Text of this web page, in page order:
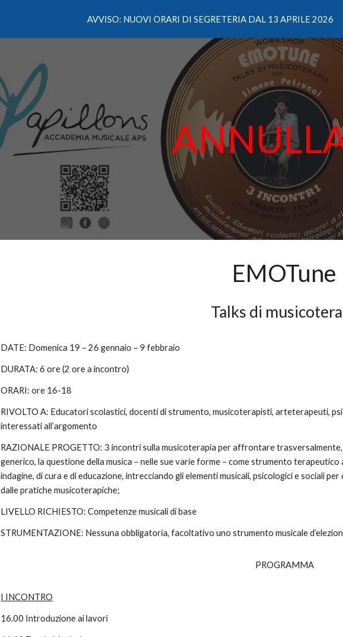
Skip to main content Skip to
AVVISO: NUOVI ORARI DI SEGRETERIA DAL 13 APRILE 2026
EMOTune
Talks di
DATE: Domenica 19 – 26 gennaio – 9 febbraio
DURATA: 6 ore (2 ore a incontro)
ORARI: ore 16-18
RIVOLTO A: Educatori scolastici, docenti di strumento, musicoterapisti, arteterapeuti,
interessati all’argomento
RAZIONALE PROGETTO: 3 incontri sulla musicoterapia per affrontare
generico, la questione della musica – nelle sue varie forme – come strumento
indagine, di cura e di educazione, intrecciando gli elementi musicali, psicologici e sociali
dalle pratiche musicoterapiche;
LIVELLO RICHIESTO: Competenze musicali di base
STRUMENTAZIONE: Nessuna obbligatoria, facoltativo uno strumento musicale
PROGRAMMA
I INCONTRO
16.00 Introduzione ai lavori